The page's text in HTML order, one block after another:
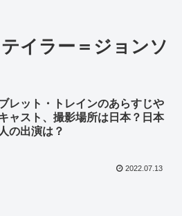
イラー＝ジョンソ
レット・トレインのあらすじや
ャスト、撮影場所は日本？日本
人の出演は？
2022.07.13